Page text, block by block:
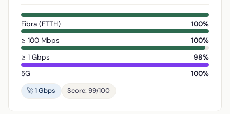
Fibra (FTTH)
100%
≥ 100 Mbps
100%
≥ 1 Gbps
98%
5G
100%
🚀 1 Gbps
Score: 99/100